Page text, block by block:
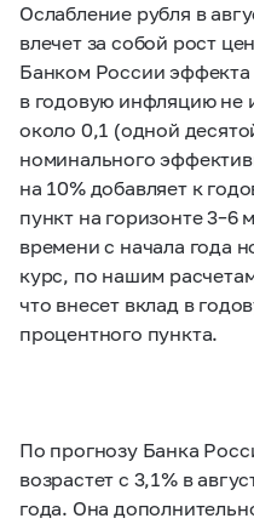
Ослабление рубля в
влечет за собой рост
Банком России эффекта
в годовую инфляцию не
около 0,1 (одной
номинального
на 10% добавляет к
пункт на горизонте3–6
времени с начала года
курс, по нашим
что внесет вклад в
процентного пункта.
По прогнозу Банка
возрастет с 3,1% в
года. Она